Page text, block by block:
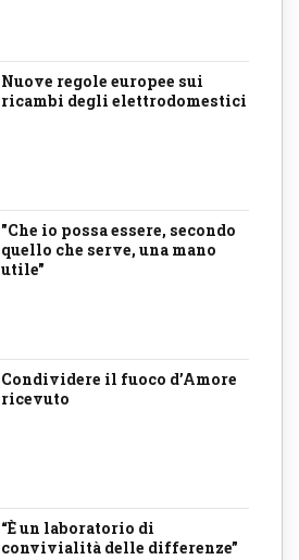
Nuove regole europee sui
ricambi degli elettrodomestici
"Che io possa essere, secondo
quello che serve, una mano
utile"
Condividere il fuoco d’Amore
ricevuto
“È un laboratorio di
convivialità delle differenze”